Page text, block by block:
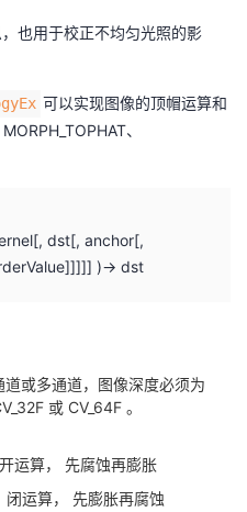
也用于校正不均匀光照的影
可以实现图像的顶帽运算和
、
dst[, anchor[,
)→ dst
或多通道，图像深度必须为
或 CV_64F 。
运算， 先腐蚀再膨胀
闭运算， 先膨胀再腐蚀